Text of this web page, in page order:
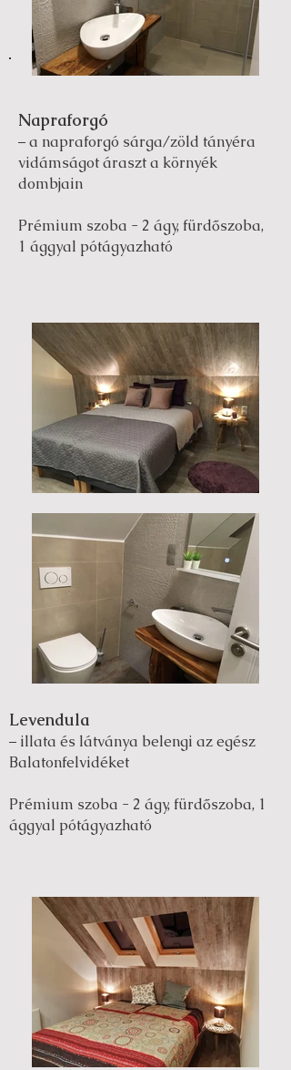
Napraforgó
– a napraforgó sárga/zöld tányéra
vidámságot áraszt a környék
dombjain
Prémium szoba - 2 ágy, fürdőszoba,
1 ággyal pótágyazható
Levendula
– illata és látványa belengi az egész
Balatonfelvidéket
Prémium szoba - 2 ágy, fürdőszoba, 1
ággyal pótágyazható